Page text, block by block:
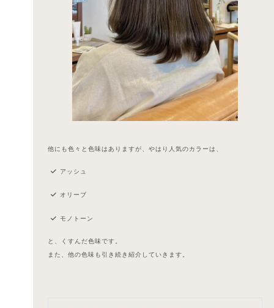
他にも色々と色味はありますが、やはり人気のカラーは、
アッシュ
オリーブ
モノトーン
と、くすんだ色味です。
また、他の色味も引き続き紹介していきます。